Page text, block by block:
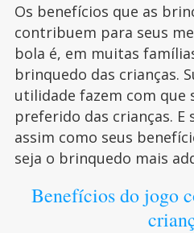
Os benefícios que as
contribuem para seus
bola é, em muitas
brinquedo das crianças.
utilidade fazem com que
preferido das crianças. E
assim como seus
seja o brinquedo mais
Benefícios do jogo